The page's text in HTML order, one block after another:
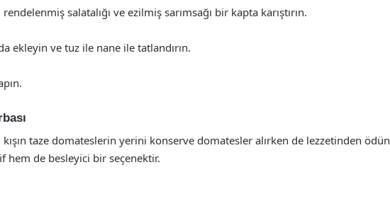
salatalığı ve ezilmiş sarımsağı bir kapta karıştırın.
ekleyin ve tuz ile nane ile tatlandırın.
kışın taze domateslerin yerini konserve domatesler alırken de lezzetinden ödün
hem de besleyici bir seçenektir.